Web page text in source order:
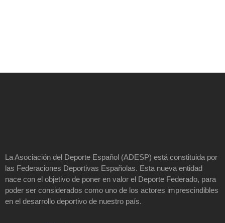
La Asociación del Deporte Español (ADESP) está constituida por
las Federaciones Deportivas Españolas. Esta nueva entidad
nace con el objetivo de poner en valor el Deporte Federado, para
poder ser considerados como uno de los actores imprescindibles
en el desarrollo deportivo de nuestro país.